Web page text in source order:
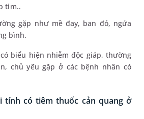
tim..
gặp như mề đay, ban đỏ, ngứa
bình.
biểu hiện nhiễm độc giáp, thường
chủ yếu gặp ở các bệnh nhân có
tính có tiêm thuốc cản quang ở